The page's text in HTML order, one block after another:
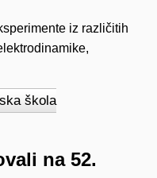
iz različitih
škola
na 52.